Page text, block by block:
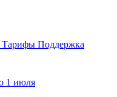
Тарифы Поддержка
1 июля